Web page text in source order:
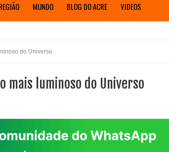
MUNDO BLOG DO ACRE VIDEOS
do Universo
mais luminoso do Universo